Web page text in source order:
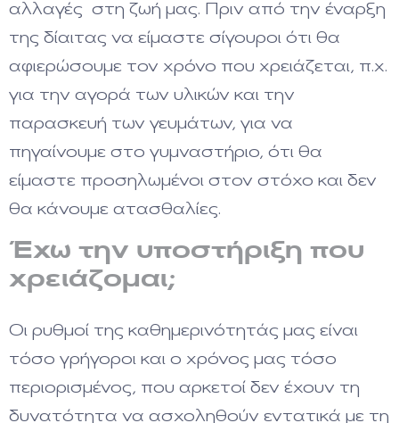
αλλαγές στη ζωή μας. Πριν από την έναρξη
της δίαιτας να είμαστε σίγουροι ότι θα
αφιερώσουμε τον χρόνο που χρειάζεται, π.χ.
για την αγορά των υλικών και την
παρασκευή των γευμάτων, για να
πηγαίνουμε στο γυμναστήριο, ότι θα
είμαστε προσηλωμένοι στον στόχο και δεν
θα κάνουμε ατασθαλίες.
Έχω την υποστήριξη που
χρειάζομαι;
Οι ρυθμοί της καθημερινότητάς μας είναι
τόσο γρήγοροι και ο χρόνος μας τόσο
περιορισμένος, που αρκετοί δεν έχουν τη
δυνατότητα να ασχοληθούν εντατικά με τη